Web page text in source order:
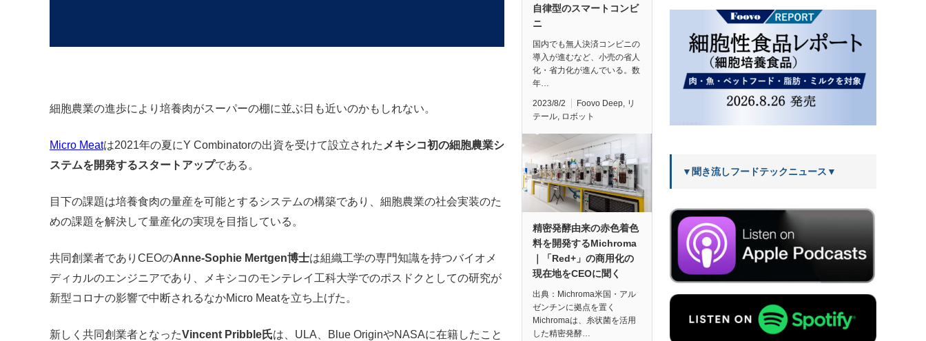
細胞農業の進歩により培養肉がスーパーの棚に並ぶ日も近いのかもしれない。
Micro Meatは2021年の夏にY Combinatorの出資を受けて設立された メキシコ初の細胞農業シ
ステムを開発するスタートアップである。
目下の課題は培養食肉の量産を可能とするシステムの構築であり、細胞農業の社会実装のた
めの課題を解決して量産化の実現を目指している。
共同創業者でありCEOのAnne-Sophie Mertgen博士は組織工学の専門知識を持つバイオメ
ディカルのエンジニアであり、メキシコのモンテレイ工科大学でのポスドクとしての研究が
新型コロナの影響で中断されるなかMicro Meatを立ち上げた。
新しく共同創業者となったVincent Pribble氏は、ULA、Blue OriginやNASAに在籍したこと
自律型のスマートコンビ
ニ
国内でも無人決済コンビニの
導入が進むなど、小売の省人
化・省力化が進んでいる。数
年…
2023/8/2 Foovo Deep, リ
テール, ロボット
精密発酵由来の赤色着色
料を開発するMichroma
｜「Red+」の商用化の
現在地をCEOに聞く
出典：Michroma米国・アル
ゼンチンに拠点を置く
Michromaは、糸状菌を活用
した精密発酵…
▼聞き流しフードテックニュース▼